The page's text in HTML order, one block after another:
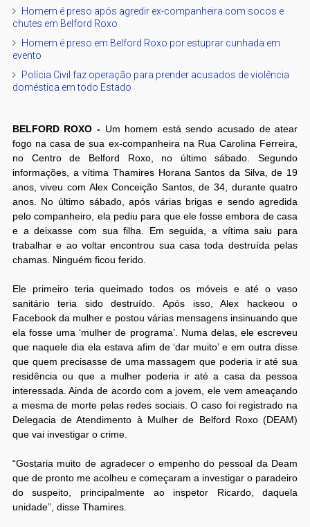
Homem é preso após agredir ex-companheira com socos e
chutes em Belford Roxo
Homem é preso em Belford Roxo por estuprar cunhada em
evento
Polícia Civil faz operação para prender acusados de violência
doméstica em todo Estado
BELFORD ROXO - Um homem está sendo acusado de atear
fogo na casa de sua ex-companheira na Rua Carolina Ferreira,
no Centro de Belford Roxo, no último sábado. Segundo
informações, a vítima Thamires Horana Santos da Silva, de 19
anos, viveu com Alex Conceição Santos, de 34, durante quatro
anos. No último sábado, após várias brigas e sendo agredida
pelo companheiro, ela pediu para que ele fosse embora de casa
e a deixasse com sua filha. Em seguida, a vítima saiu para
trabalhar e ao voltar encontrou sua casa toda destruída pelas
chamas. Ninguém ficou ferido.
Ele primeiro teria queimado todos os móveis e até o vaso
sanitário teria sido destruído. Após isso, Alex hackeou o
Facebook da mulher e postou várias mensagens insinuando que
ela fosse uma ‘mulher de programa’. Numa delas, ele escreveu
que naquele dia ela estava afim de ‘dar muito’ e em outra disse
que quem precisasse de uma massagem que poderia ir até sua
residência ou que a mulher poderia ir até a casa da pessoa
interessada. Ainda de acordo com a jovem, ele vem ameaçando
a mesma de morte pelas redes sociais. O caso foi registrado na
Delegacia de Atendimento à Mulher de Belford Roxo (DEAM)
que vai investigar o crime.
“Gostaria muito de agradecer o empenho do pessoal da Deam
que de pronto me acolheu e começaram a investigar o paradeiro
do suspeito, principalmente ao inspetor Ricardo, daquela
unidade”, disse Thamires.